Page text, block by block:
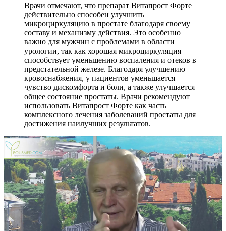
Врачи отмечают, что препарат Витапрост Форте
действительно способен улучшить
микроциркуляцию в простате благодаря своему
составу и механизму действия. Это особенно
важно для мужчин с проблемами в области
урологии, так как хорошая микроциркуляция
способствует уменьшению воспаления и отеков в
предстательной железе. Благодаря улучшению
кровоснабжения, у пациентов уменьшается
чувство дискомфорта и боли, а также улучшается
общее состояние простаты. Врачи рекомендуют
использовать Витапрост Форте как часть
комплексного лечения заболеваний простаты для
достижения наилучших результатов.